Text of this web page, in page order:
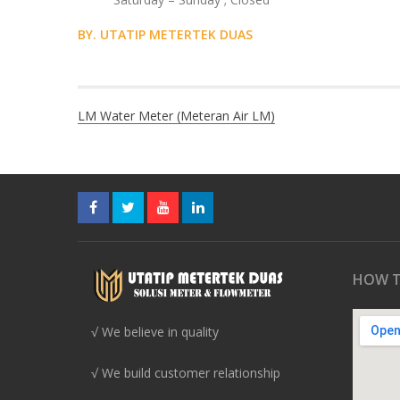
BY. UTATIP METERTEK DUAS
LM Water Meter (Meteran Air LM)
√ We believe in quality
√ We build customer relationship
HOW